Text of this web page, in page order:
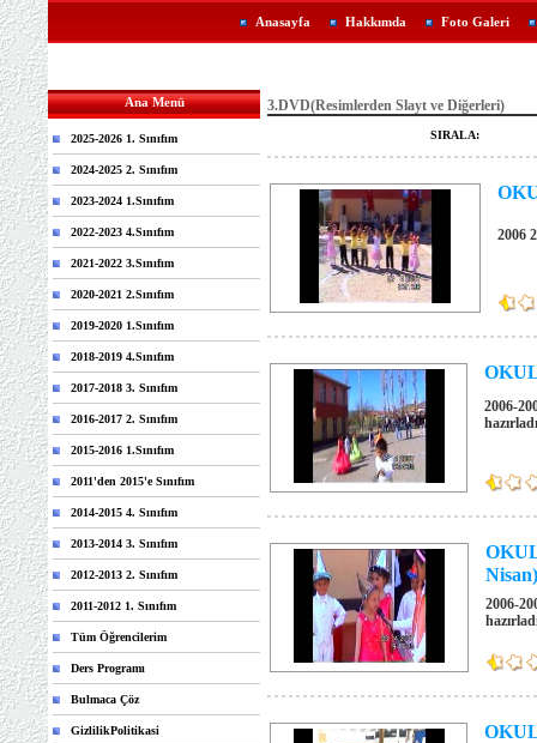
Anasayfa Hakkımda Foto Galeri
Ana Menü
2025-2026 1. Sınıfım
2024-2025 2. Sınıfım
2023-2024 1.Sınıfım
2022-2023 4.Sınıfım
2021-2022 3.Sınıfım
2020-2021 2.Sınıfım
2019-2020 1.Sınıfım
2018-2019 4.Sınıfım
2017-2018 3. Sınıfım
2016-2017 2. Sınıfım
2015-2016 1.Sınıfım
2011'den 2015'e Sınıfım
2014-2015 4. Sınıfım
2013-2014 3. Sınıfım
2012-2013 2. Sınıfım
2011-2012 1. Sınıfım
Tüm Öğrencilerim
Ders Programı
Bulmaca Çöz
GizlilikPolitikasi
3.DVD(Resimlerden Slayt ve Diğerleri)
SIRALA:
2006
2006-
Nisan)
2006-